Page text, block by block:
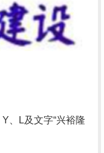
、L及文字“兴裕隆